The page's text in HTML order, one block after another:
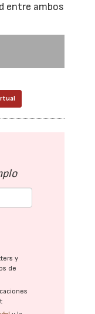
entre ambos
y
de